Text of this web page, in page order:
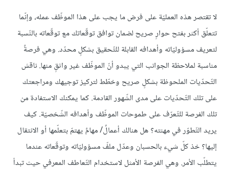
لا تقتصر هذه العمليّة على فرض ما يجب على هذا الموظّف عمله، وإنّما
تتعلّق أكثر بفتح حوارٍ صريح لضمان توافق توقّعاتك مع توقّعاته بالنّسبة
لتعريف مسؤوليّاته وأهدافه القابلة للتّحقيق بشكلٍ محدّد. وهي فرصةٌ
مناسبة لملاحظة الجوانب التي يبدو أنّ الموظّف غير واثقٍ منها. ناقش
التّحدّيات الملحوظة بشكلٍ صريح وخطّط لتركيز توجيهك ومراجعتك
على تلك التّحدّيات على مدى الشّهور القادمة. كما يمكنك الاستفادة من
تلك الفرصة للتّعرّف على طموحات الموظّف وأهدافه الشّخصيّة. كيف
يريد التّطوّر في مهنته؟ هل هنالك أعمالٌ/ مهامٌ يهتمّ بتعلّمها أو الانتقال
إليها؟ خذ كلّ شيء بالحسبان وعدّل ملفّ مسؤوليّاته وتوقّعاته عندما
يتطلّب الأمر. وهي الفرصة الأمثل لاستخدام التّعاطف المعرفي حيث تبدأ